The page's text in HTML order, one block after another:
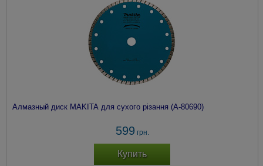
Алмазный диск MAKITA для сухого різання (A-80690)
599 грн.
Купить